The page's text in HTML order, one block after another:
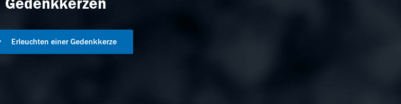
Erleuchten einer Gedenkkerze